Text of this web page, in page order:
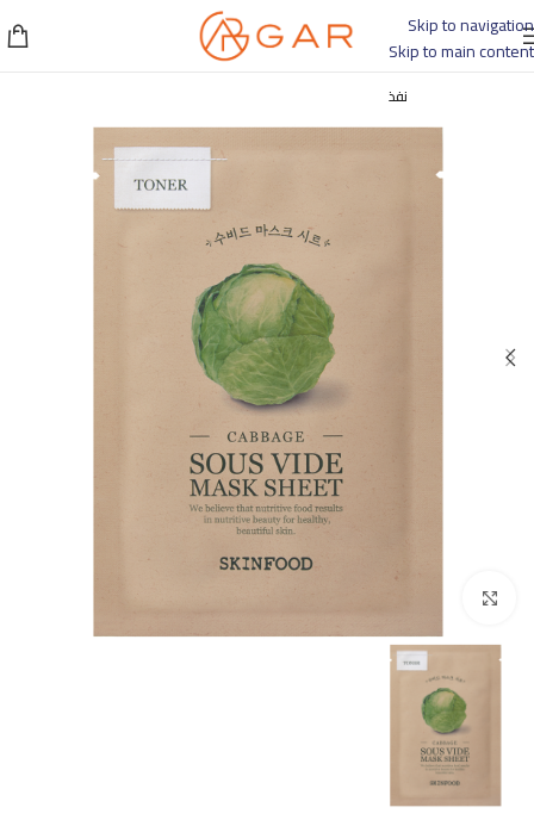
Skip to navigation
Skip to main content
نفذ